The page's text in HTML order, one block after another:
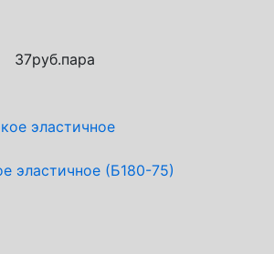
37руб.пара
эластичное (Б180-75)